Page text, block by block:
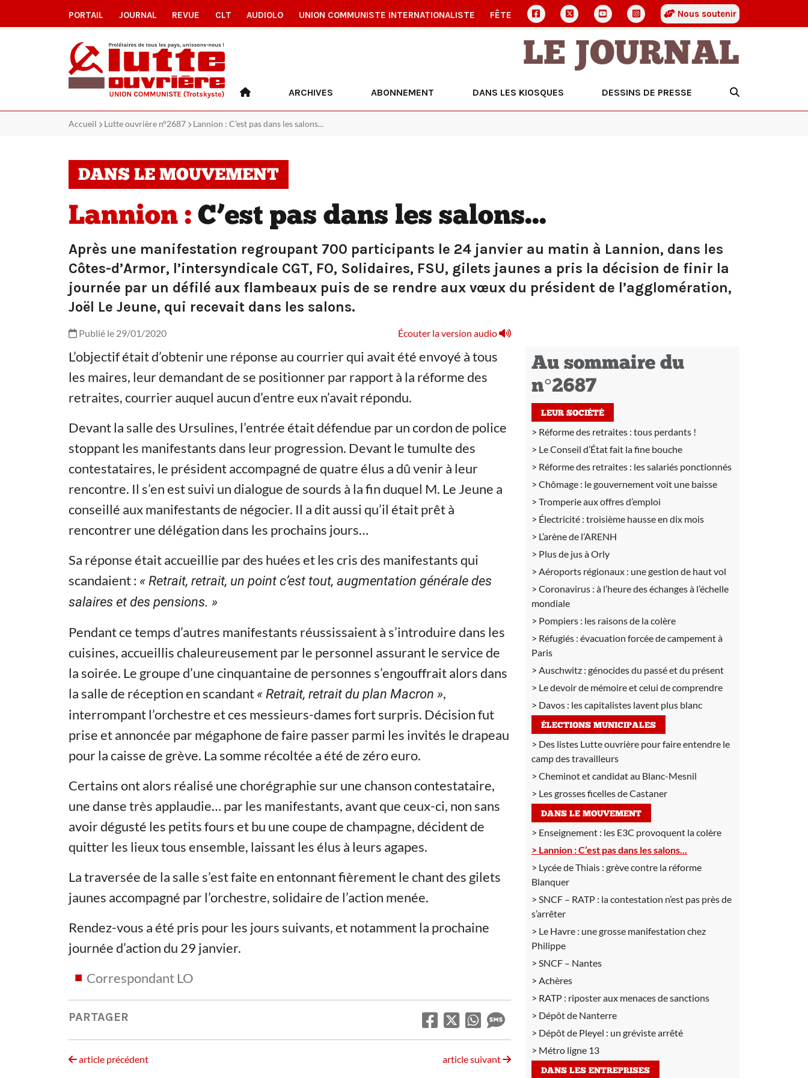
PORTAIL JOURNAL REVUE CLT AUDIOLO UNION COMMUNISTE INTERNATIONALISTE FÊTE Nous soutenir
LE JOURNAL
ARCHIVES ABONNEMENT DANS LES KIOSQUES DESSINS DE PRESSE
Accueil Lutte ouvrière n°2687 Lannion : C’est pas dans les salons...
DANS LE MOUVEMENT
Lannion : C’est pas dans les salons...
Après une manifestation regroupant 700 participants le 24 janvier au matin à Lannion, dans les
Côtes-d’Armor, l’intersyndicale CGT, FO, Solidaires, FSU, gilets jaunes a pris la décision de finir la
journée par un défilé aux flambeaux puis de se rendre aux vœux du président de l’agglomération,
Joël Le Jeune, qui recevait dans les salons.
Publié le 29/01/2020 Écouter la version audio
L’objectif était d’obtenir une réponse au courrier qui avait été envoyé à tous
les maires, leur demandant de se positionner par rapport à la réforme des
retraites, courrier auquel aucun d’entre eux n’avait répondu.
Devant la salle des Ursulines, l’entrée était défendue par un cordon de police
stoppant les manifestants dans leur progression. Devant le tumulte des
contestataires, le président accompagné de quatre élus a dû venir à leur
rencontre. Il s’en est suivi un dialogue de sourds à la fin duquel M. Le Jeune a
conseillé aux manifestants de négocier. Il a dit aussi qu’il était prêt à
rencontrer une délégation dans les prochains jours…
Sa réponse était accueillie par des huées et les cris des manifestants qui
scandaient : « Retrait, retrait, un point c’est tout, augmentation générale des
salaires et des pensions. »
Pendant ce temps d’autres manifestants réussissaient à s’introduire dans les
cuisines, accueillis chaleureusement par le personnel assurant le service de
la soirée. Le groupe d’une cinquantaine de personnes s’engouffrait alors dans
la salle de réception en scandant « Retrait, retrait du plan Macron »,
interrompant l’orchestre et ces messieurs-dames fort surpris. Décision fut
prise et annoncée par mégaphone de faire passer parmi les invités le drapeau
pour la caisse de grève. La somme récoltée a été de zéro euro.
Certains ont alors réalisé une chorégraphie sur une chanson contestataire,
une danse très applaudie… par les manifestants, avant que ceux-ci, non sans
avoir dégusté les petits fours et bu une coupe de champagne, décident de
quitter les lieux tous ensemble, laissant les élus à leurs agapes.
La traversée de la salle s’est faite en entonnant fièrement le chant des gilets
jaunes accompagné par l’orchestre, solidaire de l’action menée.
Rendez-vous a été pris pour les jours suivants, et notamment la prochaine
journée d’action du 29 janvier.
Correspondant LO
PARTAGER
article précédent article suivant
Au sommaire du
n°2687
LEUR SOCIÉTÉ
Réforme des retraites : tous perdants !
Le Conseil d’État fait la fine bouche
Réforme des retraites : les salariés ponctionnés
Chômage : le gouvernement voit une baisse
Tromperie aux offres d’emploi
Électricité : troisième hausse en dix mois
L’arène de l’ARENH
Plus de jus à Orly
Aéroports régionaux : une gestion de haut vol
Coronavirus : à l’heure des échanges à l’échelle
mondiale
Pompiers : les raisons de la colère
Réfugiés : évacuation forcée de campement à
Paris
Auschwitz : génocides du passé et du présent
Le devoir de mémoire et celui de comprendre
Davos : les capitalistes lavent plus blanc
ÉLECTIONS MUNICIPALES
Des listes Lutte ouvrière pour faire entendre le
camp des travailleurs
Cheminot et candidat au Blanc-Mesnil
Les grosses ficelles de Castaner
DANS LE MOUVEMENT
Enseignement : les E3C provoquent la colère
Lannion :C’est pas dans les salons...
Lycée de Thiais : grève contre la réforme
Blanquer
SNCF – RATP : la contestation n’est pas près de
s’arrêter
Le Havre : une grosse manifestation chez
Philippe
SNCF – Nantes
Achères
RATP : riposter aux menaces de sanctions
Dépôt de Nanterre
Dépôt de Pleyel : un gréviste arrêté
Métro ligne 13
DANS LES ENTREPRISES